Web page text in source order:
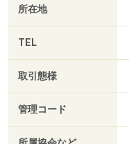
所在地
TEL
取引態様
管理コード